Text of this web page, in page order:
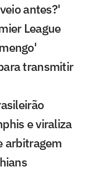
antes?'
League
transmitir
e viraliza
arbitragem